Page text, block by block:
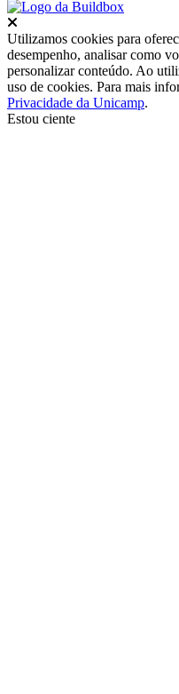
Utilizamos cookies para
desempenho, analisar como
personalizar conteúdo. Ao
uso de cookies. Para mais
Privacidade da Unicamp.
Estou ciente